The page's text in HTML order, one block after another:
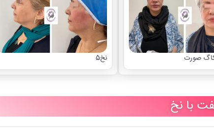
صورت نخ5
با نخ